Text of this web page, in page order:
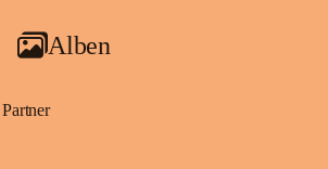
Alben
Partner